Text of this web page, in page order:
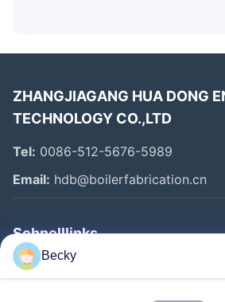
ZHANGJIAGANG HUA DONG
TECHNOLOGY CO.,LTD
Tel: 0086-512-5676-5989
Email: hdb@boilerfabrication.cn
Schnelllinks
Haus
Becky